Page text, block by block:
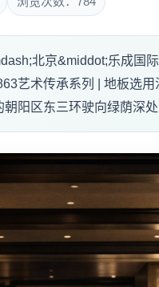
北京&middot;乐成国
艺术传承系列 | 地板选
阳区东三环驶向绿荫深